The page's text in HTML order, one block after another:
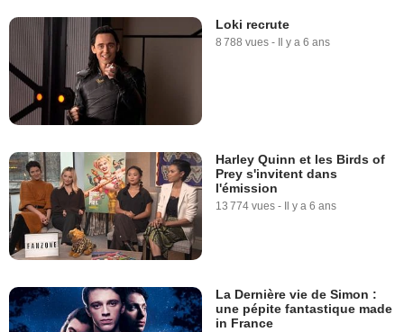
Loki recrute
8 788 vues - Il y a 6 ans
Harley Quinn et les Birds of
Prey s'invitent dans
l'émission
13 774 vues - Il y a 6 ans
La Dernière vie de Simon :
une pépite fantastique made
in France